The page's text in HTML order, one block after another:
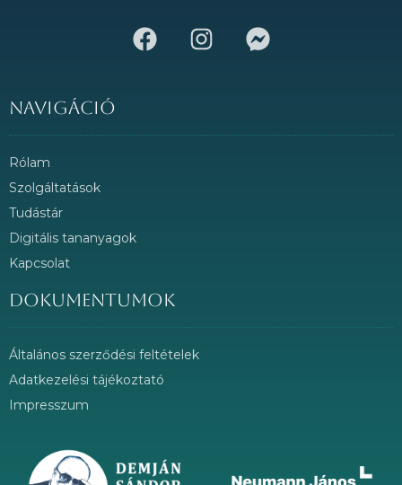
Navigáció
Rólam
Szolgáltatások
Tudástár
Digitális tananyagok
Kapcsolat
Dokumentumok
Általános szerződési feltételek
Adatkezelési tájékoztató
Impresszum